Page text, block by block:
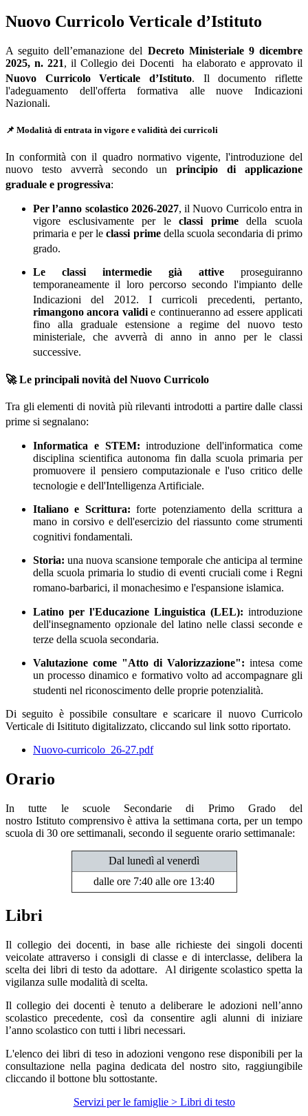
Nuovo Curricolo Verticale d’Istituto
A seguito dell’emanazione del Decreto Ministeriale 9 dicembre
2025, n. 221, il Collegio dei Docenti ha elaborato e approvato il
Nuovo Curricolo Verticale d’Istituto. Il documento riflette
l'adeguamento dell'offerta formativa alle nuove Indicazioni
Nazionali.
📌 Modalità di entrata in vigore e validità dei curricoli
In conformità con il quadro normativo vigente, l'introduzione del
nuovo testo avverrà secondo unprincipio di applicazione
graduale e progressiva:
Per l’anno scolastico 2026-2027, il Nuovo Curricolo entra in
vigore esclusivamente per leclassi primedella scuola
primaria e per leclassi primedella scuola secondaria di primo
grado.
Le classi intermedie già attive proseguiranno
temporaneamente il loro percorso secondo l'impianto delle
Indicazioni del 2012. I curricoli precedenti, pertanto,
rimangono ancora validie continueranno ad essere applicati
fino alla graduale estensione a regime del nuovo testo
ministeriale, che avverrà di anno in anno per le classi
successive.
🚀 Le principali novità del Nuovo Curricolo
Tra gli elementi di novità più rilevanti introdotti a partire dalle classi
prime si segnalano:
Informatica e STEM: introduzione dell'informatica come
disciplina scientifica autonoma fin dalla scuola primaria per
promuovere il pensiero computazionale e l'uso critico delle
tecnologie e dell'Intelligenza Artificiale.
Italiano e Scrittura: forte potenziamento della scrittura a
mano in corsivo e dell'esercizio del riassunto come strumenti
cognitivi fondamentali.
Storia: una nuova scansione temporale che anticipa al termine
della scuola primaria lo studio di eventi cruciali come i Regni
romano-barbarici, il monachesimo e l'espansione islamica.
Latino per l'Educazione Linguistica (LEL): introduzione
dell'insegnamento opzionale del latino nelle classi seconde e
terze della scuola secondaria.
Valutazione come "Atto di Valorizzazione": intesa come
un processo dinamico e formativo volto ad accompagnare gli
studenti nel riconoscimento delle proprie potenzialità.
Di seguito è possibile consultare e scaricare il nuovo Curricolo
Verticale di Isitituto digitalizzato, cliccando sul link sotto riportato.
Nuovo-curricolo_26-27.pdf
Orario
In tutte le scuole Secondarie di Primo Grado del
nostro Istituto comprensivo è attiva la settimana corta, per un tempo
scuola di 30 ore settimanali, secondo il seguente orario settimanale:
Dal lunedì al venerdì
dalle ore 7:40 alle ore 13:40
Libri
Il collegio dei docenti, in base alle richieste dei singoli docenti
veicolate attraverso i consigli di classe e di interclasse, delibera la
scelta dei libri di testo da adottare. Al dirigente scolastico spetta la
vigilanza sulle modalità di scelta.
Il collegio dei docenti è tenuto a deliberare le adozioni nell’anno
scolastico precedente, così da consentire agli alunni di iniziare
l’anno scolastico con tutti i libri necessari.
L'elenco dei libri di teso in adozioni vengono rese disponibili per la
consultazione nella pagina dedicata del nostro sito, raggiungibile
cliccando il bottone blu sottostante.
Servizi per le famiglie > Libri di testo